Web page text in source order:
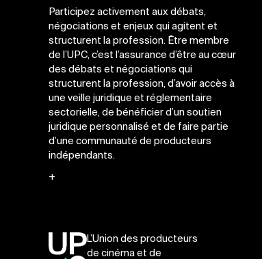
Participez activement aux débats,
négociations et enjeux qui agitent et
structurent la profession. Être membre
de l’UPC, c’est l’assurance d’être au cœur
des débats et négociations qui
structurent la profession, d’avoir accès à
une veille juridique et réglementaire
sectorielle, de bénéficier d’un soutien
juridique personnalisé et de faire partie
d’une communauté de producteurs
indépendants.
+
L’Union des producteurs
de cinéma et de